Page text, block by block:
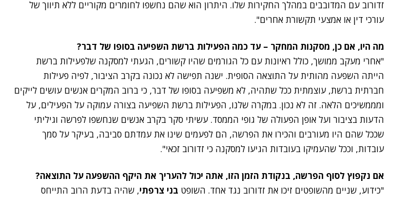
זדורוב עם המדובבים במהלך החקירות שלו. היתרון הוא שהם נחשפו לחומרים מקוריים ללא תיווך של
עורכי דין או אמצעי תקשורת אחרים".
מה היו, אם כן, מסקנות המחקר – עד כמה הפעילות ברשת השפיעה בסופו של דבר?
"אחרי מעקב ממושך, כולל ראיונות עם כל הגורמים שהיו קשורים, הגעתי למסקנה שלפעילות ברשת
הייתה השפעה מהותית על התוצאה הסופית. ישנה תפישה לא נכונה בקרב הציבור, לפיה פעילות
חברתית ברשת, עוצמתית ככל שתהיה, לא משפיעה בסופו של דבר, כי ברוב המקרים אנשים עושים לייקים
ומממשיכים הלאה. זה לא נכון. במקרה שלנו, הפעילות ברשת השפיעה בצורה עמוקה על הפעילים, על
הדעות בציבור ועל אופן הפעולה של גופי הממסד. עשיתי סקר בקרב אנשים שנחשפו לפרשה וגיליתי
שככל שהם היו מעורבים והכירו את הפרשה, הם לפעמים שינו את עמדתם סביבה, בעיקר על סמך
עובדות, וככל שהעמיקו בעובדות הגיעו למסקנה כי זדורוב זכאי".
אם נקפוץ לסוף הפרשה, בנקודת הזמן הזו, אתה יכול להעריך את היקף ההשפעה על התוצאה?
"כידוע, שניים מהשופטים זיכו את זדורוב נגד אחד. השופט בני צרפתי, שהיה בדעת הרוב התייחס